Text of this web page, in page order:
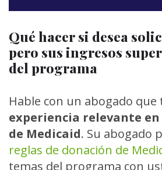
Qué hacer si desea
pero sus ingresos
del programa
Hable con un abogado que
experiencia relevante
de Medicaid. Su abogado
reglas de donación de
temas del programa con